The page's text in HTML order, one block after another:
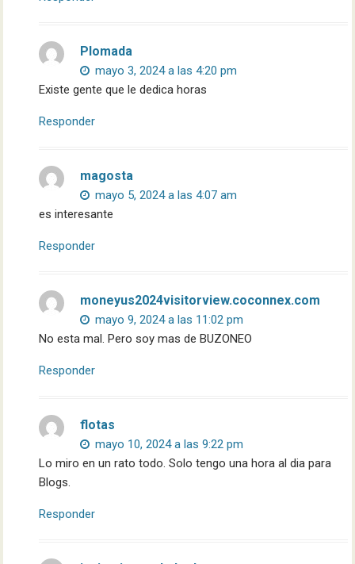
Plomada
mayo 3, 2024 a las 4:20 pm
Existe gente que le dedica horas
Responder
magosta
mayo 5, 2024 a las 4:07 am
es interesante
Responder
moneyus2024visitorview.coconnex.com
mayo 9, 2024 a las 11:02 pm
No esta mal. Pero soy mas de BUZONEO
Responder
flotas
mayo 10, 2024 a las 9:22 pm
Lo miro en un rato todo. Solo tengo una hora al dia para
Blogs.
Responder